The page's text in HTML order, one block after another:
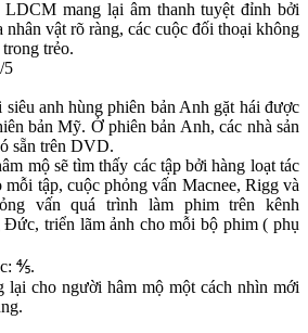
LDCM mang lại âm thanh tuyệt đỉnh bởi
nhân vật rõ ràng, các cuộc đối thoại không
trẻo.
5
anh hùng phiên bản Anh gặt hái được
bản Mỹ. Ở phiên bản Anh, các nhà sản
sẵn trên DVD.
mộ sẽ tìm thấy các tập bởi hàng loạt tác
mỗi tập, cuộc phỏng vấn Macnee, Rigg và
vấn quá trình làm phim trên kênh
Đức, triển lãm ảnh cho mỗi bộ phim ( phụ
⅘.
lại cho người hâm mộ một cách nhìn mới